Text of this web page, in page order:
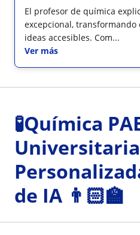
El profesor de química
excepcional, transformando
ideas accesibles. Com...
Ver más
🧪Química
de IA 👨🏻‍🏫